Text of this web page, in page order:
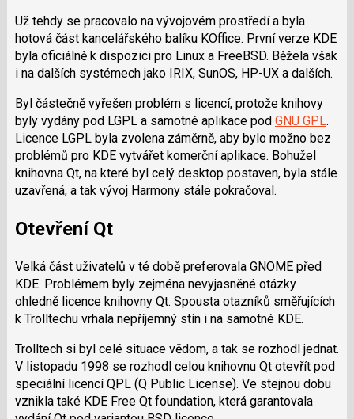
Už tehdy se pracovalo na vývojovém prostředí a byla
hotová část kancelářského balíku KOffice. První verze KDE
byla oficiálně k dispozici pro Linux a FreeBSD. Běžela však
i na dalších systémech jako IRIX, SunOS, HP-UX a dalších.
Byl částečně vyřešen problém s licencí, protože knihovy
byly vydány pod LGPL a samotné aplikace pod GNU GPL.
Licence LGPL byla zvolena záměrně, aby bylo možno bez
problémů pro KDE vytvářet komerční aplikace. Bohužel
knihovna Qt, na které byl celý desktop postaven, byla stále
uzavřená, a tak vývoj Harmony stále pokračoval.
Otevření Qt
Velká část uživatelů v té době preferovala GNOME před
KDE. Problémem byly zejména nevyjasněné otázky
ohledně licence knihovny Qt. Spousta otazníků směřujících
k Trolltechu vrhala nepříjemný stín i na samotné KDE.
Trolltech si byl celé situace vědom, a tak se rozhodl jednat.
V listopadu 1998 se rozhodl celou knihovnu Qt otevřít pod
speciální licencí QPL (Q Public License). Ve stejnou dobu
vznikla také KDE Free Qt foundation, která garantovala